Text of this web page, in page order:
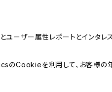
ーザー属性レポートとインタレ
Cookieを利用して、お客様の